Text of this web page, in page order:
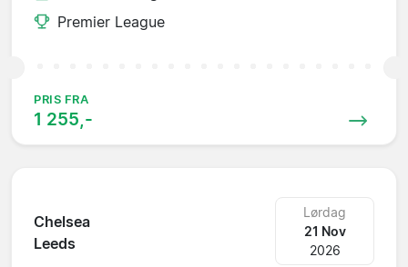
Premier League
PRIS FRA
1 255,-
Chelsea
Leeds
Lørdag
21 Nov
2026